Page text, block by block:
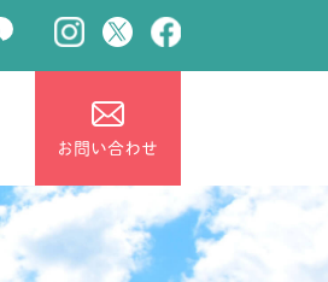
お問い合わせ